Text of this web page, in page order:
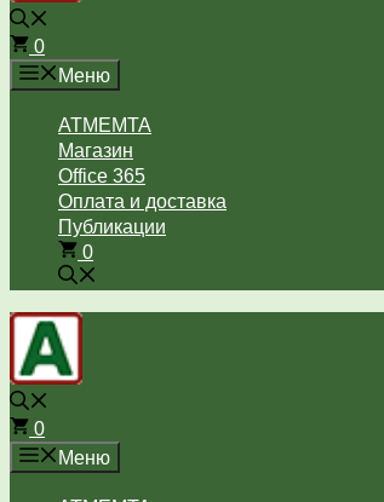
0
Меню
ATMEMTA
Магазин
Office 365
Оплата и доставка
Публикации
0
0
Меню